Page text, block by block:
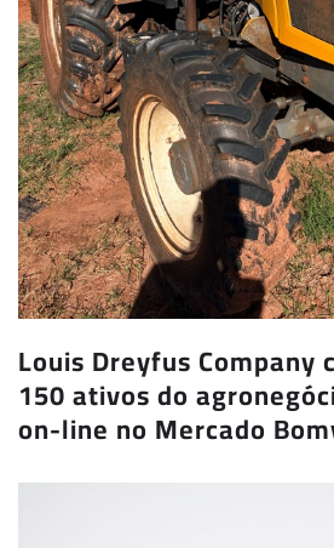
Louis Dreyfus Company
150 ativos do
on-line no Mercado